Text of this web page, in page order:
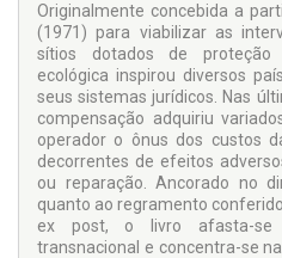
Originalmente concebida a
(1971) para viabilizar as
sítios dotados de proteção
ecológica inspirou diversos
seus sistemas jurídicos. Nas
compensação adquiriu
operador o ônus dos custos
decorrentes de efeitos
ou reparação. Ancorado no
quanto ao regramento
ex post, o livro afasta-se
transnacional e concentra-se